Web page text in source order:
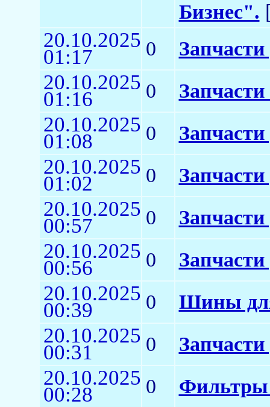
Бизнес".
20.10.2025
01:17 0
20.10.2025
01:16 0
20.10.2025
01:08 0
20.10.2025
01:02 0
20.10.2025
00:57 0
20.10.2025
00:56 0
20.10.2025
00:39 0 Шины
20.10.2025
00:31 0
20.10.2025
00:28 0 Фильтры